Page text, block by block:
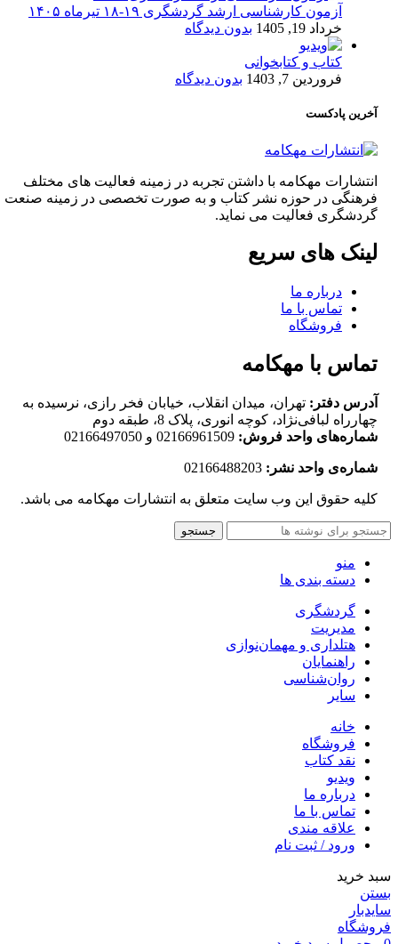
آزمون کارشناسی ارشد گردشگری ۱۹-۱۸ تیرماه ۱۴۰۵
خرداد 19, 1405
بدون دیدگاه
کتاب و کتابخوانی
فروردین 7, 1403
بدون دیدگاه
آخرین پادکست
انتشارات مهکامه با داشتن تجربه در زمینه فعالیت های مختلف
فرهنگی در حوزه نشر کتاب و به صورت تخصصی در زمینه صنعت
گردشگری فعالیت می نماید.
لینک های سریع
درباره ما
تماس با ما
فروشگاه
تماس با مهکامه
آدرس دفتر: تهران، میدان انقلاب، خیابان فخر رازی، نرسیده به
چهارراه لبافی‌نژاد، کوچه انوری، پلاک 8، طبقه دوم
شماره‌های واحد فروش: 02166961509 و 02166497050
شماره‌‌ی واحد نشر:
کلیه حقوق این وب سایت متعلق به انتشارات مهکامه می باشد.
جستجو
منو
دسته بندی ها
گردشگری
مدیریت
هتلداری و مهمان‌نوازی
راهنمایان
روان‌شناسی
سایر
خانه
فروشگاه
نقد کتاب
ویدیو
درباره‌ ما
تماس با ما
علاقه مندی
ورود / ثبت نام
سبد خرید
بستن
سایدبار
فروشگاه